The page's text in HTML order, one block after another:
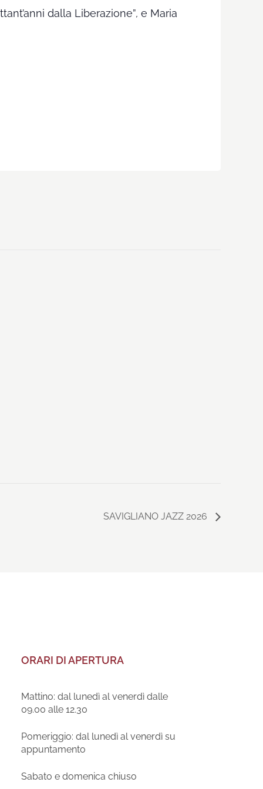
dalla Liberazione”, e Maria
SAVIGLIANO JAZZ 2026
ORARI DI APERTURA
Mattino: dal lunedì al venerdì dalle
09.00 alle 12.30
Pomeriggio: dal lunedì al venerdì su
appuntamento
Sabato e domenica chiuso